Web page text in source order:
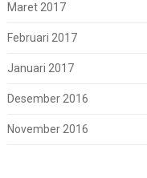
Maret 2017
Februari 2017
Januari 2017
Desember 2016
November 2016